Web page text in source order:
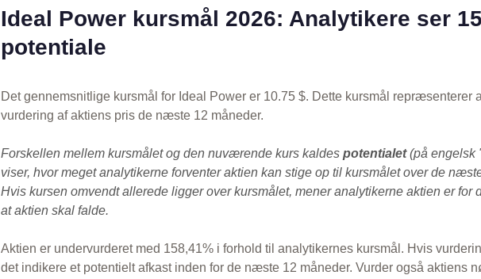
Ideal Power kursmål 2026: Analytikere ser
potentiale
Det gennemsnitlige kursmål for Ideal Power er 10.75 $. Dette kursmål repræsenterer
vurdering af aktiens pris de næste 12 måneder.
Forskellen mellem kursmålet og den nuværende kurs kaldes potentialet(på engelsk
viser, hvor meget analytikerne forventer aktien kan stige op til kursmålet over de
Hvis kursen omvendt allerede ligger over kursmålet, mener analytikerne aktien er for
at aktien skal falde.
Aktien er undervurderet med 158,41% i forhold til analytikernes kursmål. Hvis
det indikere et potentielt afkast inden for de næste 12 måneder. Vurder også aktiens